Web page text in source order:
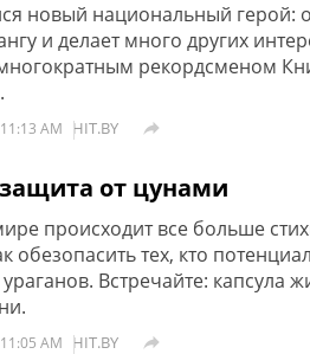
новый национальный герой:
и делает много других
рекордсменом
AM HIT.BY 
от цунами
происходит все больше
обезопасить тех, кто
Встречайте: капсула
AM HIT.BY 